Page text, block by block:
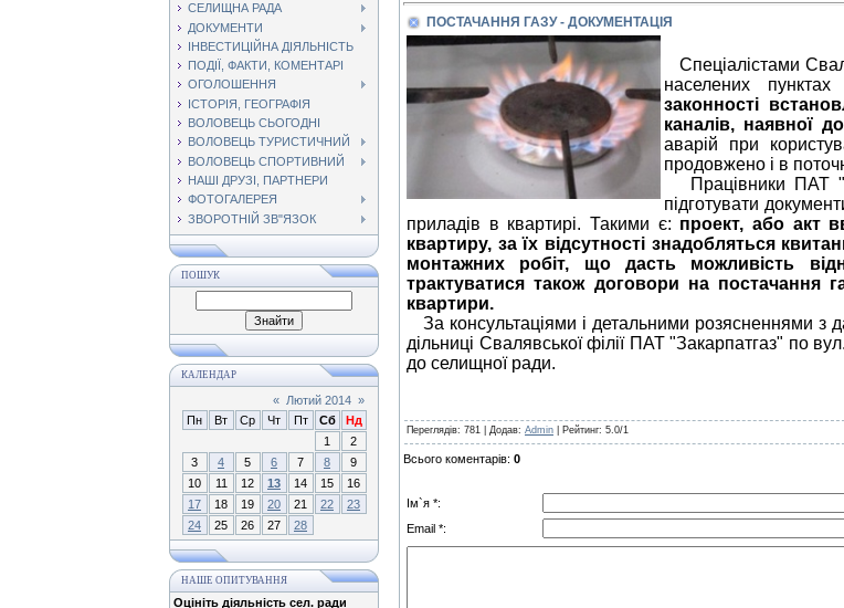
СЕЛИЩНА РАДА
ДОКУМЕНТИ
ІНВЕСТИЦІЙНА ДІЯЛЬНІСТЬ
ПОДІЇ, ФАКТИ, КОМЕНТАРІ
ОГОЛОШЕННЯ
ІСТОРІЯ, ГЕОГРАФІЯ
ВОЛОВЕЦЬ СЬОГОДНІ
ВОЛОВЕЦЬ ТУРИСТИЧНИЙ
ВОЛОВЕЦЬ СПОРТИВНИЙ
НАШІ ДРУЗІ, ПАРТНЕРИ
ФОТОГАЛЕРЕЯ
ЗВОРОТНІЙ ЗВ"ЯЗОК
ПОШУК
КАЛЕНДАР
« Лютий 2014 »
Пн
Вт Ср Чт Пт Сб
Нд
1
2
3
4 5 6 7 8
9
10
11 12 13 14 15
16
17
18 19 20 21 22
23
24
25 26 27 28
НАШЕ ОПИТУВАННЯ
Оцініть діяльність сел. ради
ПОСТАЧАННЯ ГАЗУ - ДОКУМЕНТАЦІЯ
Спеціалістами
населених
законності
каналів, наявної
аварій при
продовжено і в
Працівники
ПАТ
підготувати
приладів в квартирі. Такими є: проект, або акт
квартиру, за їх відсутності знадобляться
монтажних робіт, що дасть можливість
трактуватися також договори на постачання
квартири.
За консультаціями і детальними розясненнями з
дільниці Свалявської філії ПАТ"Закарпатгаз" по
до селищної ради.
Переглядів: 781 | Додав: Admin Рейтинг: 5.0/1
Всього коментарів: 0
Ім`я *:
Email *: